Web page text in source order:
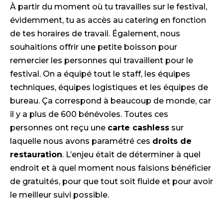
À partir du moment où tu travailles sur le festival,
évidemment, tu as accès au catering en fonction
de tes horaires de travail. Également, nous
souhaitions offrir une petite boisson pour
remercier les personnes qui travaillent pour le
festival. On a équipé tout le staff, les équipes
techniques, équipes logistiques et les équipes de
bureau. Ça correspond à beaucoup de monde, car
il y a plus de 600 bénévoles. Toutes ces
personnes ont reçu une carte cashless sur
laquelle nous avons paramétré ces droits de
restauration. L’enjeu était de déterminer à quel
endroit et à quel moment nous faisions bénéficier
de gratuités, pour que tout soit fluide et pour avoir
le meilleur suivi possible.